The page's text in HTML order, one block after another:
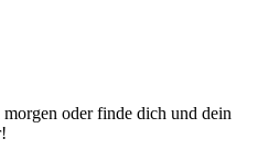
oder finde dich und dein